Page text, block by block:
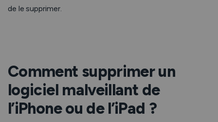
de le supprimer.
Comment supprimer un
logiciel malveillant de
l’iPhone ou de l’iPad ?